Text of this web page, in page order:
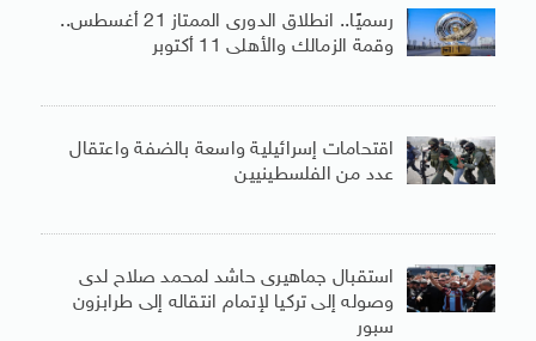
رسميًا.. انطلاق الدورى الممتاز 21 أغسطس..
وقمة الزمالك والأهلى 11 أكتوبر
اقتحامات إسرائيلية واسعة بالضفة واعتقال
عدد من الفلسطينيين
استقبال جماهيرى حاشد لمحمد صلاح لدى
وصوله إلى تركيا لإتمام انتقاله إلى طرابزون
سبور